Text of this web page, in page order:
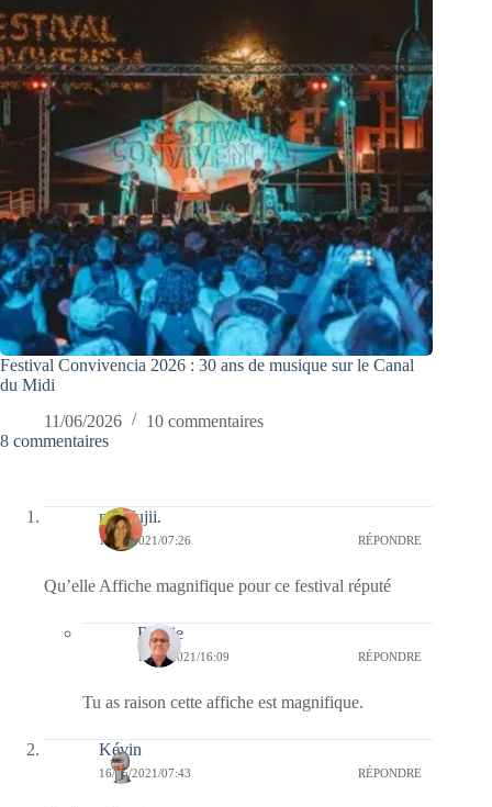
Festival Convivencia 2026 : 30 ans de musique sur le Canal
du Midi
11/06/2026
10 commentaires
8 commentaires
missfujii.
17/05/2021/07:26 RÉPONDRE
Qu’elle Affiche magnifique pour ce festival réputé
Bernie
17/05/2021/16:09 RÉPONDRE
Tu as raison cette affiche est magnifique.
Kévin
16/05/2021/07:43 RÉPONDRE